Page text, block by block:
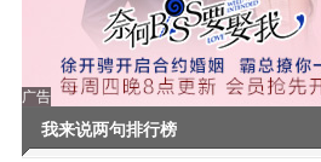
广告
我来说两句排行榜